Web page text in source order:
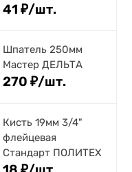
41 ₽/шт.
Шпатель 250мм
Мастер ДЕЛЬТА
270 ₽/шт.
Кисть 19мм 3/4"
флейцевая
Стандарт ПОЛИТЕХ